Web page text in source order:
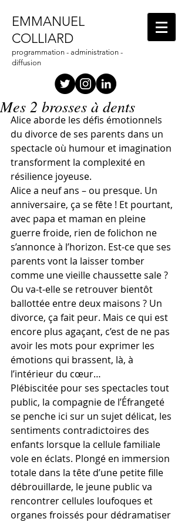
EMMANUEL
COLLIARD
programmation - administration -
diffusion
Mes 2 brosses à dents
Alice aborde les défis émotionnels
du divorce de ses parents dans un
spectacle où humour et imagination
transforment la complexité en
résilience joyeuse.
Alice a neuf ans – ou presque. Un
anniversaire, ça se fête ! Et pourtant,
avec papa et maman en pleine
guerre froide, rien de folichon ne
s’annonce à l’horizon. Est-ce que ses
parents vont la laisser tomber
comme une vieille chaussette sale ?
Ou va-t-elle se retrouver bientôt
ballottée entre deux maisons ? Un
divorce, ça fait peur. Mais ce qui est
encore plus agaçant, c’est de ne pas
avoir les mots pour exprimer les
émotions qui brassent, là, à
l’intérieur du cœur…
Plébiscitée pour ses spectacles tout
public, la compagnie de l’Éfrangeté
se penche ici sur un sujet délicat, les
sentiments contradictoires des
enfants lorsque la cellule familiale
vole en éclats. Plongé en immersion
totale dans la tête d’une petite fille
débrouillarde, le jeune public va
rencontrer cellules loufoques et
organes froissés pour dédramatiser